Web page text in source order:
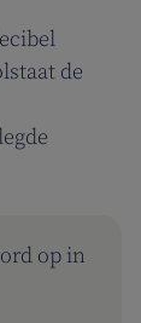
de
op in